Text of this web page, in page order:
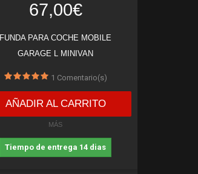
67,00€
FUNDA PARA COCHE MOBILE
GARAGE L MINIVAN
1 Comentario(s)
AÑADIR AL CARRITO
MÁS
Tiempo de entrega 14 dias